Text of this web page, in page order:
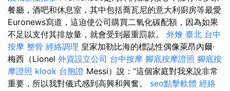
餐廳，酒吧和休息室，其中包括喬瓦尼的意大利廚房等最愛
Euronews寫道，這迫使公司購買二氧化碳配額，因為如果
不足以支付其排放量，就會受到嚴重罰款。 外燴 臺北 台中
按摩 整骨 經絡調理 皇家加勒比海的標誌性偶像萊昂內爾·
梅西（Lionel 外資設立公司 台中按摩 腳底按摩證照 腳底按
摩證照 klook 台胞證 Messi）說：“這個家庭對我來說非常
重要，所以我對儀式感到高興和興奮。 seo點擊軟體 經絡